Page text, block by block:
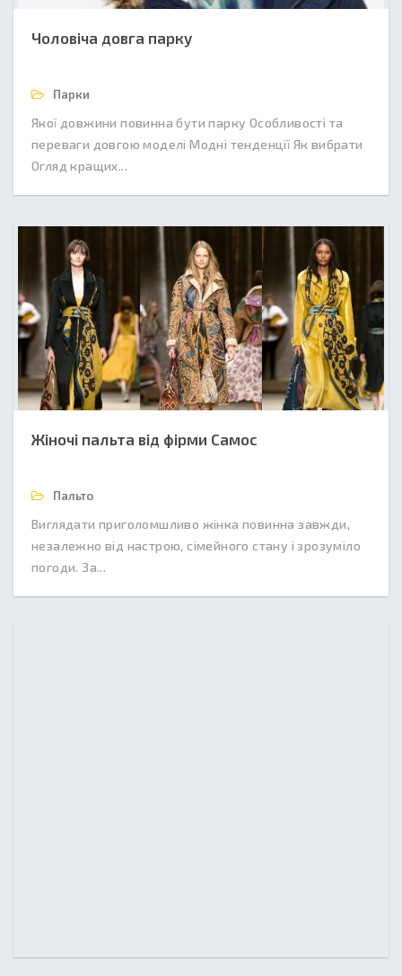
Чоловіча довга парку
Парки
Якої довжини повинна бути парку Особливості та
переваги довгою моделі Модні тенденції Як вибрати
Огляд кращих...
Жіночі пальта від фірми Самос
Пальто
Виглядати приголомшливо жінка повинна завжди,
незалежно від настрою, сімейного стану і зрозуміло
погоди. За...